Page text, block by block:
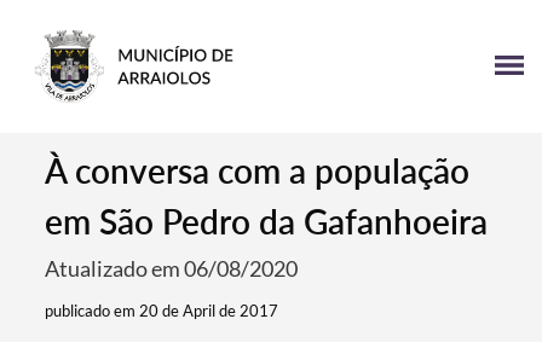
À conversa com a população
em São Pedro da Gafanhoeira
Atualizado em 06/08/2020
publicado em 20 de April de 2017